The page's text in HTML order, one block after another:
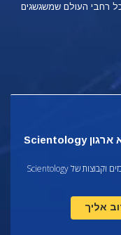
מכל רחבי העולם שמשגשגים
תוהה איך למצוא ארגון Scientology
יש אלפי ארגונים, מרכזים וקבוצות של Scientology
אליך